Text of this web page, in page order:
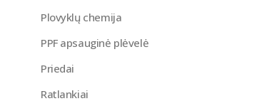
Plovyklų chemija
PPF apsauginė plėvelė
Priedai
Ratlankiai